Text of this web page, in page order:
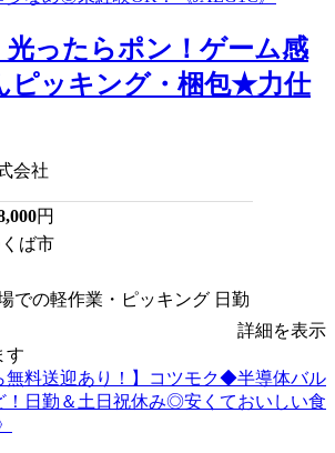
光ったらポン！ゲーム感
ピッキング・梱包★力仕
会社
円
ば市
での軽作業・ピッキング 日勤
詳細を表示
す